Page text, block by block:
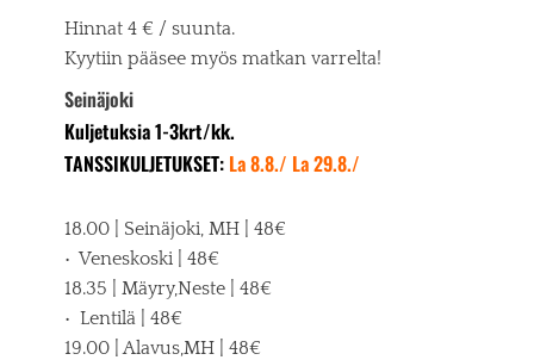
Hinnat 4 € / suunta.
Kyytiin pääsee myös matkan varrelta!
Seinäjoki
Kuljetuksia 1-3krt/kk.
TANSSIKULJETUKSET: La 8.8./ La 29.8./
18.00 | Seinäjoki, MH | 48€
• Veneskoski | 48€
18.35 | Mäyry,Neste | 48€
• Lentilä | 48€
19.00 | Alavus,MH | 48€